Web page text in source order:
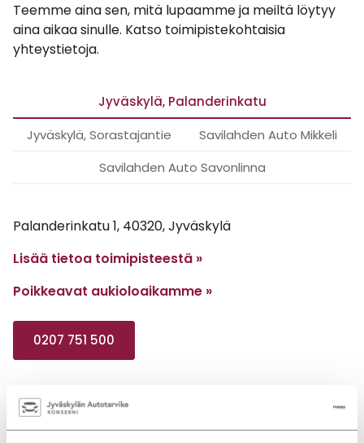
Teemme aina sen, mitä lupaamme ja meiltä löytyy
aina aikaa sinulle. Katso toimipistekohtaisia
yhteystietoja.
Jyväskylä, Palanderinkatu
Jyväskylä, Sorastajantie
Savilahden Auto Mikkeli
Savilahden Auto Savonlinna
Palanderinkatu 1, 40320, Jyväskylä
Lisää tietoa toimipisteestä »
Poikkeavat aukioloaikamme »
0207 751 500
Myynti Huolto Varaosat